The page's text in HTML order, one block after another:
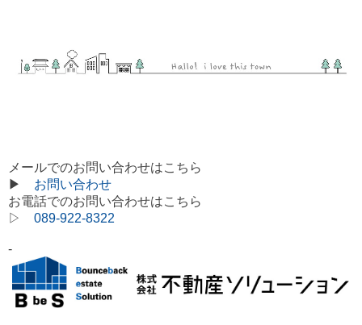
メールでのお問い合わせはこちら
▶ お問い合わせ
お電話でのお問い合わせはこちら
▷ 089-922-8322
-